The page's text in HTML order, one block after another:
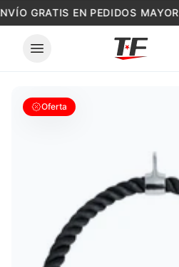
Skip to content
GRATIS EN PEDIDOS
Oferta